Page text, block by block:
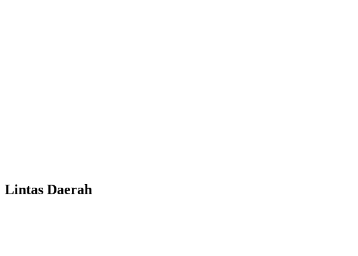
Lintas Daerah